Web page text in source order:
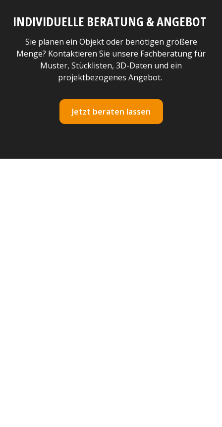
INDIVIDUELLE BERATUNG & ANGEBOT
Sie planen ein Objekt oder benötigen größere
Menge? Kontaktieren Sie unsere Fachberatung für
Muster, Stücklisten, 3D-Daten und ein
projektbezogenes Angebot.
Jetzt beraten lassen